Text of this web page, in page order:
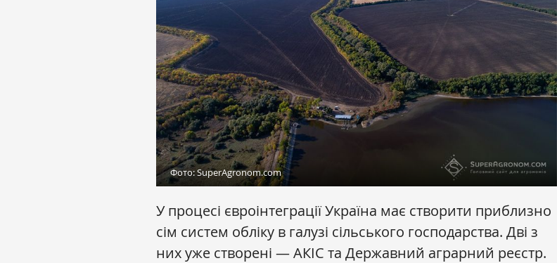
Фото: SuperAgronom.com
У процесі євроінтеграції Україна має створити приблизно
сім систем обліку в галузі сільського господарства. Дві з
них уже створені — АКІС та Державний аграрний реєстр.